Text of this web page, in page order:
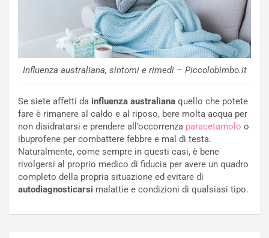
Influenza australiana, sintomi e rimedi – Piccolobimbo.it
Se siete affetti da influenza australiana quello che potete
fare è rimanere al caldo e al riposo, bere molta acqua per
non disidratarsi e prendere all’occorrenza paracetamolo o
ibuprofene per combattere febbre e mal di testa.
Naturalmente, come sempre in questi casi, è bene
rivolgersi al proprio medico di fiducia per avere un quadro
completo della propria situazione ed evitare di
autodiagnosticarsi malattie e condizioni di qualsiasi tipo.